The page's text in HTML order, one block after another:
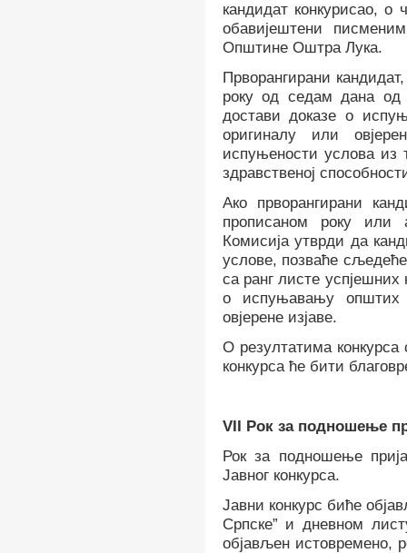
кандидат конкурисао, о
обавијештени
Општине Оштра Лука.
Прворангирани
року од седам дана од
достави доказе о
оригиналу или
испуњености услова из
здравственој
Ако прворангирани
прописаном року или
Комисија утврди да
услове, позваће
са ранг листе
о испуњавању општих
овјерене изјаве.
О резултатима конкурса
конкурса ће бити
VII Рок за подношење
Рок за подношење
Јавног конкурса.
Јавни конкурс биће
Српске” и дневном
објављен истовремено,